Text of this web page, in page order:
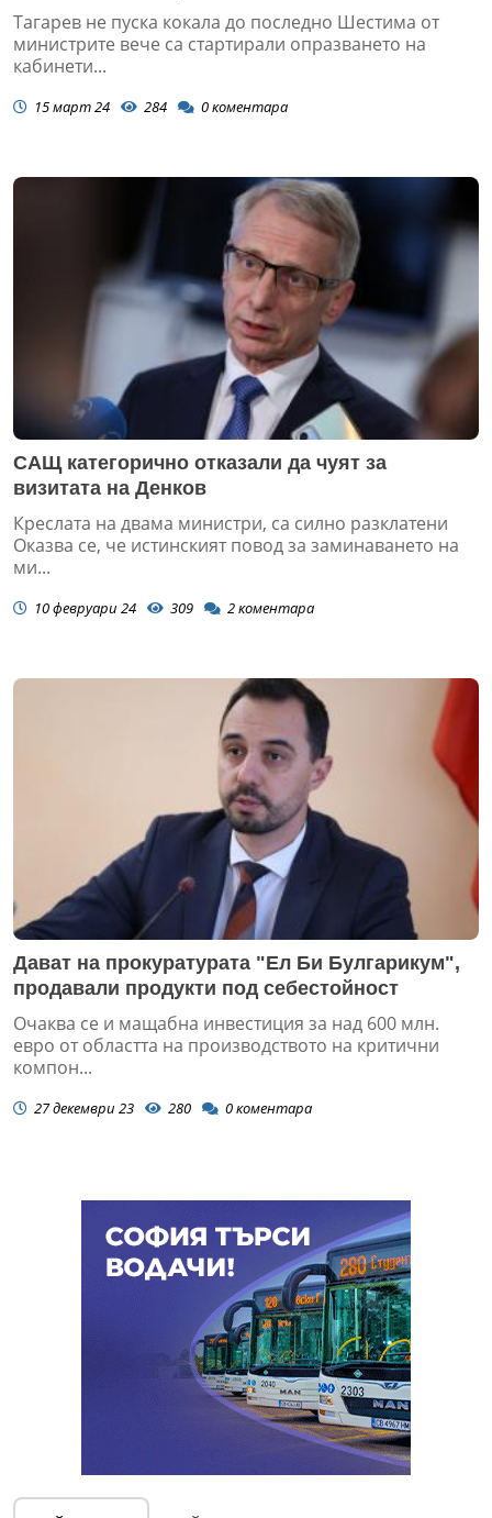
Тагарев не пуска кокала до последно Шестима от
министрите вече са стартирали опразването на
кабинети...
15 март 24 284 0коментара
САЩ категорично отказали да чуят за
визитата на Денков
Креслата на двама министри, са силно разклатени
Оказва се, че истинският повод за заминаването на
ми...
10 февруари 24 309 2коментара
Дават на прокуратурата "Ел Би Булгарикум",
продавали продукти под себестойност
Очаква се и мащабна инвестиция за над 600 млн.
евро от областта на производството на критични
компон...
27 декември 23 280 0коментара